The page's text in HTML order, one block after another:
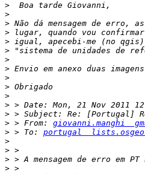
>
>
>
>
>
>
>
>
>
>
>
>
>
> > From: giovanni.manghi
> > To: portugal
>
>
>
>